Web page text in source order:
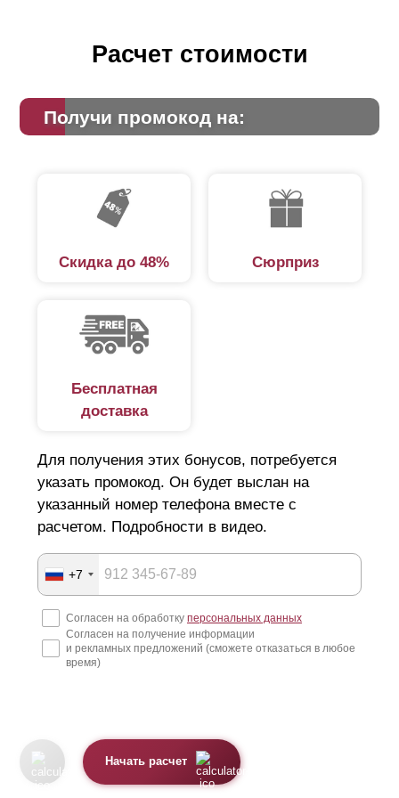
Расчет стоимости
Получи промокод на:
Скидка до 48% Сюрприз
Бесплатная
доставка
Для получения этих бонусов, потребуется
указать промокод. Он будет выслан на
указанный номер телефона вместе с
расчетом. Подробности в видео.
+7
Согласен на обработку персональных данных
Согласен на получение информации
и рекламных предложений (сможете отказаться в любое
время)
Начать расчет